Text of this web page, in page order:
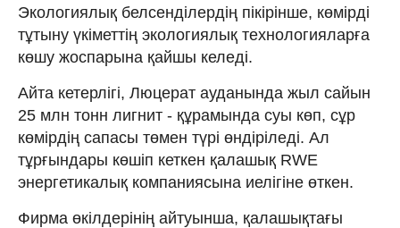
Экологиялық белсенділердің пікірінше, көмірді
тұтыну үкіметтің экологиялық технологияларға
көшу жоспарына қайшы келеді.
Айта кетерлігі, Люцерат ауданында жыл сайын
25 млн тонн лигнит - құрамында суы көп, сұр
көмірдің сапасы төмен түрі өндіріледі. Ал
тұрғындары көшіп кеткен қалашық RWE
энергетикалық компаниясына иелігіне өткен.
Фирма өкілдерінің айтуынша, қалашықтағы